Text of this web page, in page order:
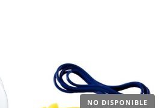
NO DISPONIBLE